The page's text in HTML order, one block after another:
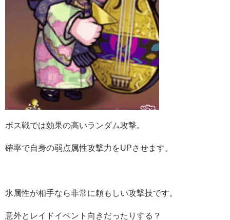
ボス戦では効果の高いランダム攻撃。
確率で自身の弱点属性攻撃力をUPさせます。
氷属性が相手なら非常に頼もしい攻撃技です。
意外とレイドイベント向きだったりする？